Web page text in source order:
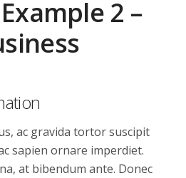
2 –
ac gravida tortor suscipit
sapien ornare imperdiet.
at bibendum ante. Donec